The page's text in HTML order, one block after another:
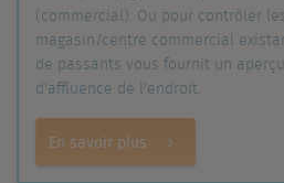
(commercial). Ou pour contrôler
magasin/centre commercial
de passants vous fournit un
d'affluence de l'endroit.
En savoir plus